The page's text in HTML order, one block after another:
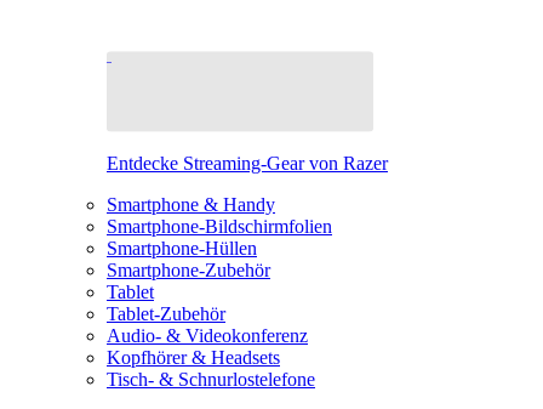
Entdecke Streaming-Gear von Razer
Smartphone & Handy
Smartphone-Bildschirmfolien
Smartphone-Hüllen
Smartphone-Zubehör
Tablet
Tablet-Zubehör
Audio- & Videokonferenz
Kopfhörer & Headsets
Tisch- & Schnurlostelefone